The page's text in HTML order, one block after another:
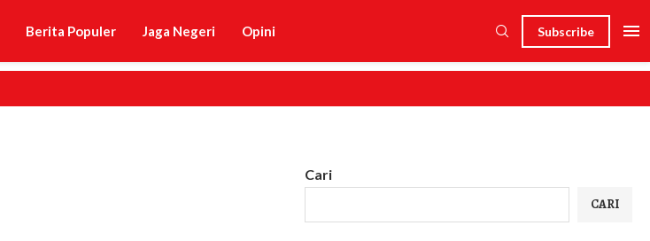
Berita Populer Jaga Negeri Opini Subscribe
Cari
CARI